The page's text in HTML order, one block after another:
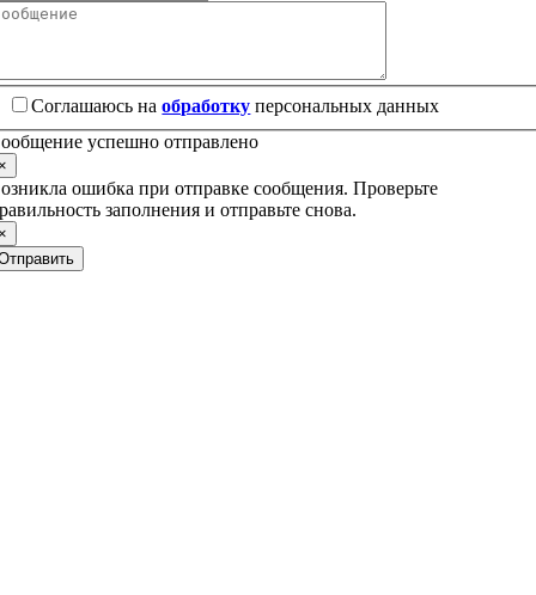
Соглашаюсь наобработку персональных данных
успешно отправлено
ошибка при отправке сообщения. Проверьте
заполнения и отправьте снова.